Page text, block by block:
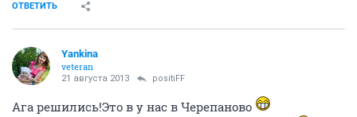
ОТВЕТИТЬ
Yankina
veteran
21 августа 2013 positiFF
Ага решились!Это в у нас в Черепаново